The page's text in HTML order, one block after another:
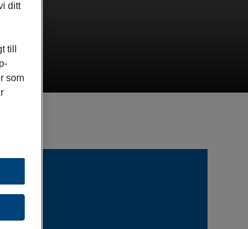
ditt
till
som